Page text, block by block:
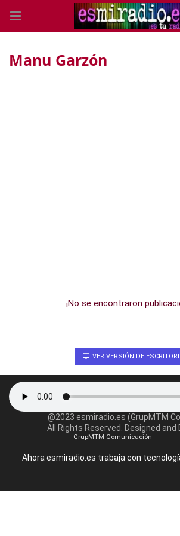
Manu Garzón
¡No se encontraron
VER VERSIÓN DE
@2023 esmiradio.es (GrupMTM
All Rights Reserved. Designed and
GrupMTM Comunicación
Ahora esmiradio.es trabaja con